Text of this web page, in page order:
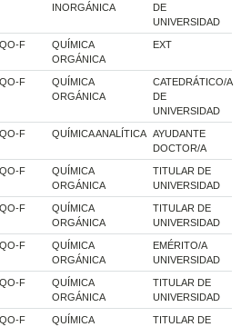
INORGÁNICA
DE
UNIVERSIDAD
QO-F
QUÍMICA
ORGÁNICA
EXT
QO-F
QUÍMICA
ORGÁNICA
CATEDRÁTICO/A
DE
UNIVERSIDAD
QO-F QUÍMICA ANALÍTICA AYUDANTE
DOCTOR/A
QO-F
QUÍMICA
ORGÁNICA
TITULAR DE
UNIVERSIDAD
QO-F
QUÍMICA
ORGÁNICA
TITULAR DE
UNIVERSIDAD
QO-F
QUÍMICA
ORGÁNICA
EMÉRITO/A
UNIVERSIDAD
QO-F
QUÍMICA
ORGÁNICA
TITULAR DE
UNIVERSIDAD
QO-F
QUÍMICA
TITULAR DE